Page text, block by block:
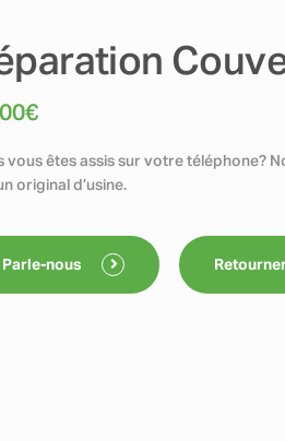
€
vous êtes assis sur votre téléphone?
original d’usine.
Parle-nous